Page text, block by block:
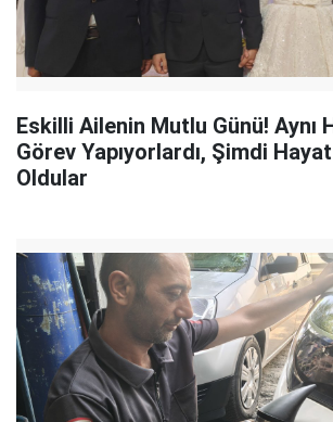
Eskilli Ailenin Mutlu Günü! Aynı
Görev Yapıyorlardı, Şimdi
Oldular